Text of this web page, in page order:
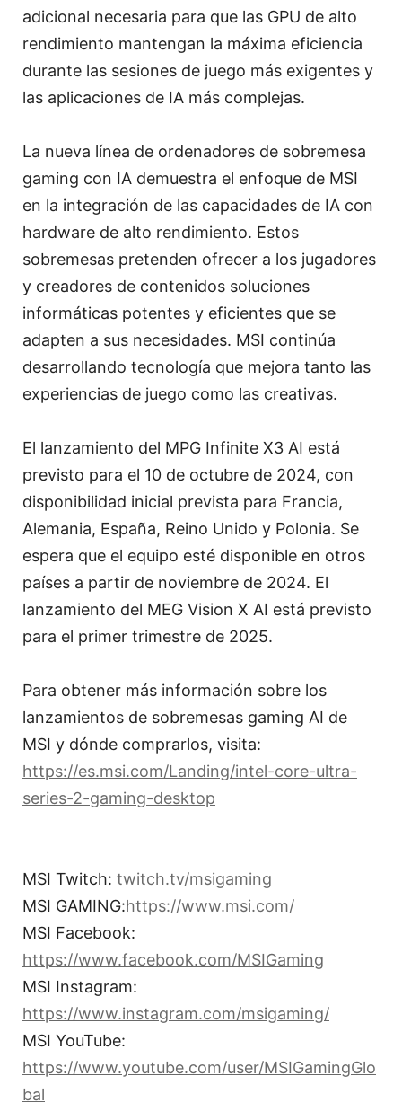
adicional necesaria para que las GPU de alto
rendimiento mantengan la máxima eficiencia
durante las sesiones de juego más exigentes y
las aplicaciones de IA más complejas.
La nueva línea de ordenadores de sobremesa
gaming con IA demuestra el enfoque de MSI
en la integración de las capacidades de IA con
hardware de alto rendimiento. Estos
sobremesas pretenden ofrecer a los jugadores
y creadores de contenidos soluciones
informáticas potentes y eficientes que se
adapten a sus necesidades. MSI continúa
desarrollando tecnología que mejora tanto las
experiencias de juego como las creativas.
El lanzamiento del MPG Infinite X3 AI está
previsto para el 10 de octubre de 2024, con
disponibilidad inicial prevista para Francia,
Alemania, España, Reino Unido y Polonia. Se
espera que el equipo esté disponible en otros
países a partir de noviembre de 2024. El
lanzamiento del MEG Vision X AI está previsto
para el primer trimestre de 2025.
Para obtener más información sobre los
lanzamientos de sobremesas gaming AI de
MSI y dónde comprarlos, visita:
https://es.msi.com/Landing/intel-core-ultra-
series-2-gaming-desktop
MSI Twitch: twitch.tv/msigaming
MSI GAMING:https://www.msi.com/
MSI Facebook:
https://www.facebook.com/MSIGaming
MSI Instagram:
https://www.instagram.com/msigaming/
MSI YouTube:
https://www.youtube.com/user/MSIGamingGlo
bal